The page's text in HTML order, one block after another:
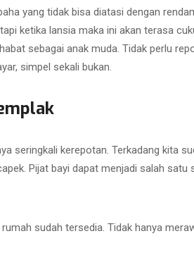
yang tidak bisa diatasi dengan
ketika lansia maka ini akan terasa
sebagai anak muda. Tidak perlu
simpel sekali bukan.
seringkali kerepotan. Terkadang kita
Pijat bayi dapat menjadi salah
sudah tersedia. Tidak hanya